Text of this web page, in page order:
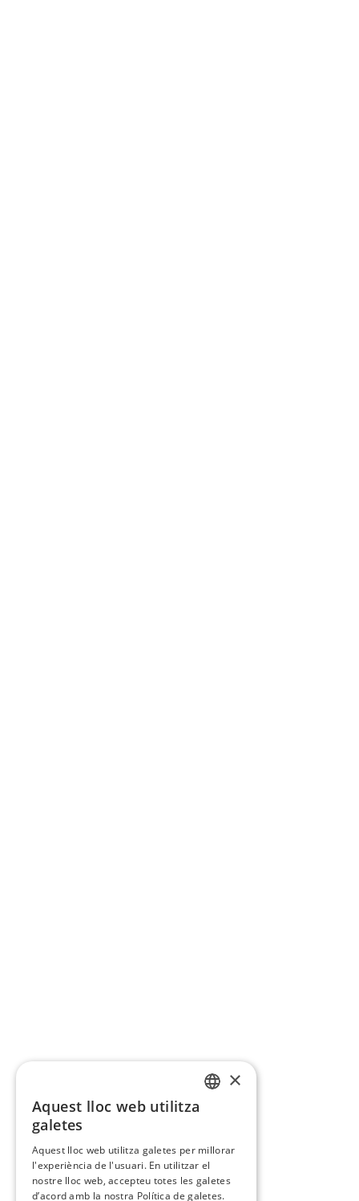
×
Aquest lloc web utilitza
galetes
Aquest lloc web utilitza galetes per millorar
l'experiència de l'usuari. En utilitzar el
nostre lloc web, accepteu totes les galetes
d’acord amb la nostra Política de galetes.